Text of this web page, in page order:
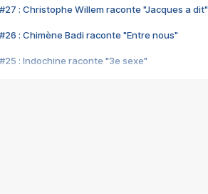
#27 : Christophe Willem raconte "Jacques a dit"
#26 : Chimène Badi raconte "Entre nous"
#25 : Indochine raconte "3e sexe"